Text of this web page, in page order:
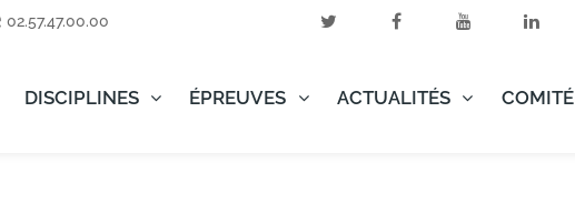
02.57.47.00.00
DISCIPLINES ÉPREUVES ACTUALITÉS COMITÉ